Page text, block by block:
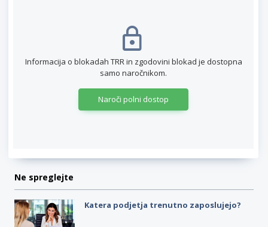
Informacija o blokadah TRR in zgodovini blokad je dostopna
samo naročnikom.
Naroči polni dostop
Ne spreglejte
Katera podjetja trenutno zaposlujejo?